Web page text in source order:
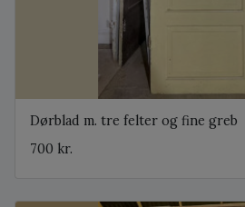
Dørblad m. tre felter og fine greb
700 kr.